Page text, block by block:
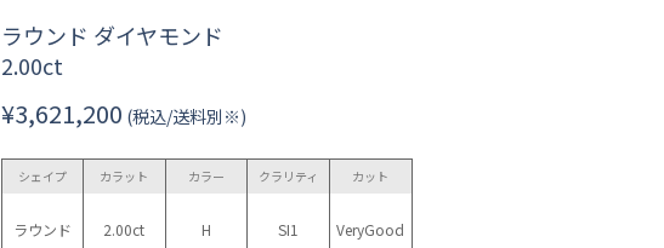
ラウンド ダイヤモンド
2.00ct
¥3,621,200 (税込/送料別※)
シェイプ
ラウンド
カラット
2.00ct
カラー
H
クラリティ
SI1
カット
VeryGood